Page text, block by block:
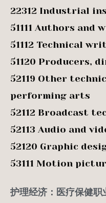
22312 Industrial
51111 Authors
51112 Technical
51120 Producers,
52119 Other
performing arts
52112 Broadcast
52113 Audio and
52120 Graphic
53111 Motion
护理经济：医疗保健职